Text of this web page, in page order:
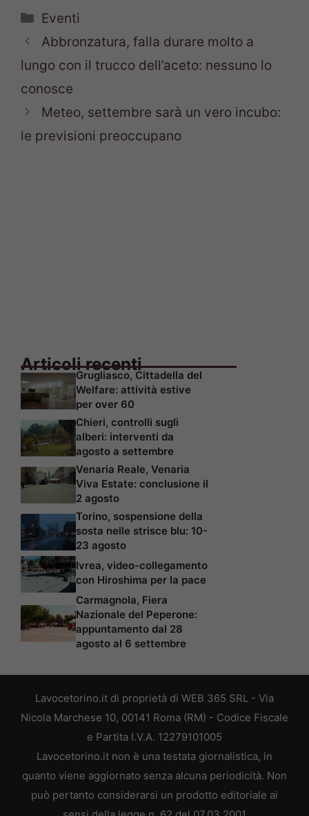
Categorie
Eventi
Abbronzatura, falla durare molto a
lungo con il trucco dell’aceto: nessuno lo
conosce
Meteo, settembre sarà un vero incubo:
le previsioni preoccupano
Articoli recenti
Grugliasco, Cittadella del
Welfare: attività estive
per over 60
Chieri, controlli sugli
alberi: interventi da
agosto a settembre
Venaria Reale, Venaria
Viva Estate: conclusione il
2 agosto
Torino, sospensione della
sosta nelle strisce blu: 10-
23 agosto
Ivrea, video-collegamento
con Hiroshima per la pace
Carmagnola, Fiera
Nazionale del Peperone:
appuntamento dal 28
agosto al 6 settembre
Lavocetorino.it di proprietà di WEB 365 SRL - Via
Nicola Marchese 10, 00141 Roma (RM) - Codice Fiscale
e Partita I.V.A. 12279101005
Lavocetorino.it non è una testata giornalistica, in
quanto viene aggiornato senza alcuna periodicità. Non
può pertanto considerarsi un prodotto editoriale ai